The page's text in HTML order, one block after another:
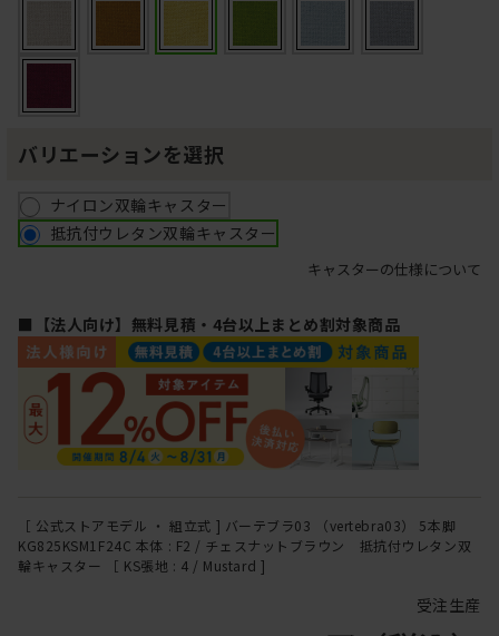
バリエーションを選択
ナイロン双輪キャスター
抵抗付ウレタン双輪キャスター
キャスターの仕様について
■【法人向け】無料見積・4台以上まとめ割対象商品
［ 公式ストアモデル ・ 組立式 ] バーテブラ03 （vertebra03） 5本脚
KG825KSM1F24C 本体 : F2 / チェスナットブラウン 抵抗付ウレタン双
輪キャスター ［ KS張地 : 4 / Mustard ]
受注生産